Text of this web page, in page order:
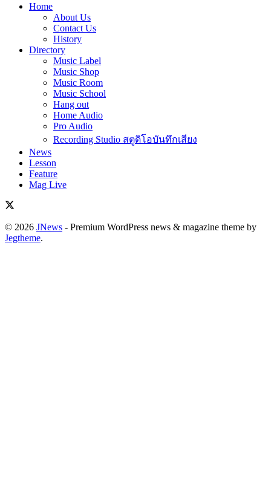
Home
About Us
Contact Us
History
Directory
Music Label
Music Shop
Music Room
Music School
Hang out
Home Audio
Pro Audio
Recording Studio สตูดิโอบันทึกเสียง
News
Lesson
Feature
Mag Live
© 2026 JNews - Premium WordPress news & magazine theme by
Jegtheme.